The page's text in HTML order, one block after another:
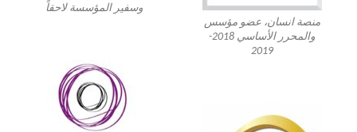
وسفير المؤسسة لاحقاً
منصة انسان، عضو مؤسس
والمحرر الأساسي 2018-
2019